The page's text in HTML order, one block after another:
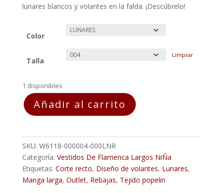
lunares blancos y volantes en la falda. ¡Descúbrelo!
Color
Talla
Limpiar
1 disponibles
Vestido
Flamenca
MARIAM
Rojo
Lunar
Blanco
cantidad
Añadir al carrito
SKU: W6118-000004-000LNR
Categoría: Vestidos De Flamenca Largos NiÑa
Etiquetas: Corte recto, Diseño de volantes, Lunares,
Manga larga, Outlet, Rebajas, Tejido popelin